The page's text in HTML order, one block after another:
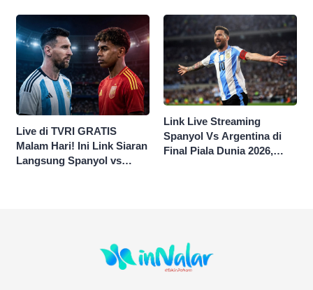
Piala Dunia 2026
Live di TVRI GRATIS
Malam Hari! Ini Link Siaran
Langsung Spanyol vs
Link Live Streaming
Spanyol Vs Argentina di
Final Piala Dunia 2026,